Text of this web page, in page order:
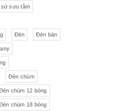
Bộ trà
Thảm
Đồ đồng
sứ sưu tầm
Đèn Đèn bàn
Đèn chùm
chùm 12 bóng
chùm 18 bóng